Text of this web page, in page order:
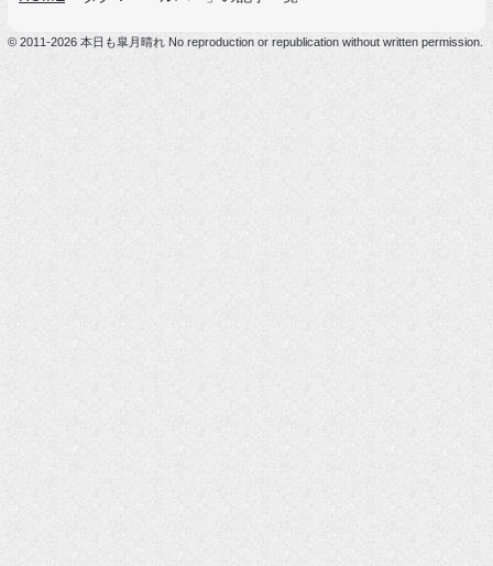
© 2011-2026 本日も皐月晴れ No reproduction or republication without written permission.